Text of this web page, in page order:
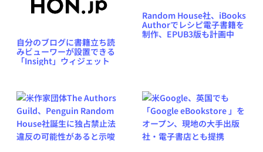
自分のブログに書籍立ち読
みビューワーが設置できる
「Insight」ウィジェット
Random House社、iBooks
Authorでレシピ電子書籍を
制作、EPUB3版も計画中